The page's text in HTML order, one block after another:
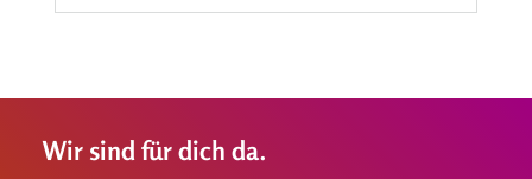
Wir sind für dich da.